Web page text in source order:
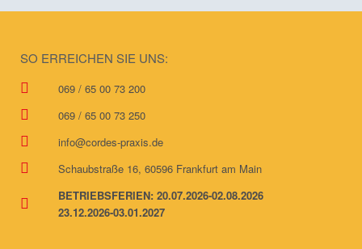
SO ERREICHEN SIE UNS:
069 / 65 00 73 200
069 / 65 00 73 250
info@cordes-praxis.de
Schaubstraße 16, 60596 Frankfurt am Main
BETRIEBSFERIEN: 20.07.2026-02.08.2026
23.12.2026-03.01.2027